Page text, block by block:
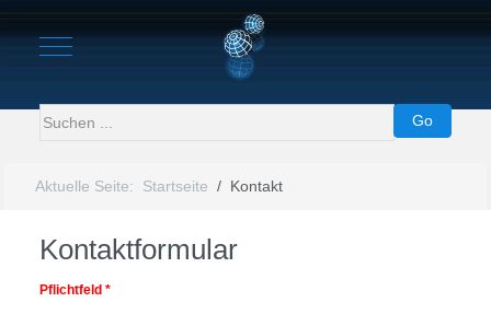
Mobile Menu Toggle
Go
Aktuelle Seite: Startseite Kontakt
Kontaktformular
Pflichtfeld *